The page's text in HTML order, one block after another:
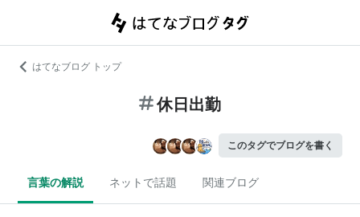
はてなブログ トップ
休日出勤
このタグでブログを書く
言葉の解説 ネットで話題 関連ブログ